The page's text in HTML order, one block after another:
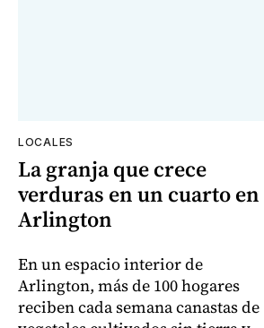
LOCALES
La granja que crece
verduras en un cuarto en
Arlington
En un espacio interior de
Arlington, más de 100 hogares
reciben cada semana canastas de